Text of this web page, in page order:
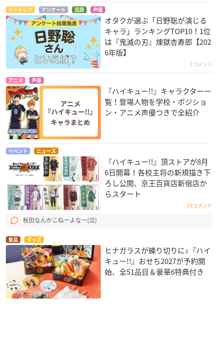
ランキング アンケート 話題 声優
オタクが選ぶ「日野聡が演じる
キャラ」ランキングTOP10！1位
は『鬼滅の刃』煉󠄁獄杏寿郎【202
6年版】
2コメント
アニメ 声優
『ハイキュー!!』キャラクター一
覧！登場人物を学校・ポジショ
ン・アニメ声優つきで全紹介
イベント ニュース
『ハイキュー!!』頂ストアが8月
6日開幕！各校主将の新規描き下
ろし公開、京王百貨店新宿店か
らスタート
19コメント
秋田なんかこねーよなー(泣)
食品 グッズ
ヒナガラスが練り切りに♪『ハイ
キュー!!』おせち2027が予約開
始、全51品目＆豪華6特典付き